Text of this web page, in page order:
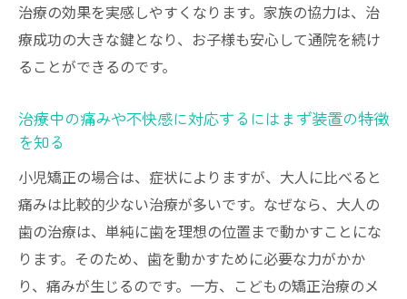
治療の効果を実感しやすくなります。家族の協力は、治
療成功の大きな鍵となり、お子様も安心して通院を続け
ることができるのです。
治療中の痛みや不快感に対応するにはまず装置の特徴
を知る
小児矯正の場合は、症状によりますが、大人に比べると
痛みは比較的少ない治療が多いです。なぜなら、大人の
歯の治療は、単純に歯を理想の位置まで動かすことにな
ります。そのため、歯を動かすために必要な力がかか
り、痛みが生じるのです。一方、こどもの矯正治療のメ